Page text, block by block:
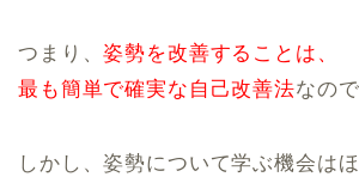
つまり、姿勢を改善することは、
最も簡単で確実な自己改善法なので
しかし、姿勢について学ぶ機会はほ